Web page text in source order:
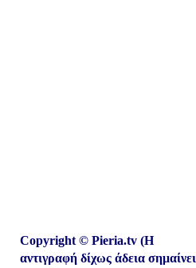
Copyright © Pieria.tv (Η
αντιγραφή δίχως άδεια σημαίνει